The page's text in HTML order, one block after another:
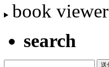
book viewer
search